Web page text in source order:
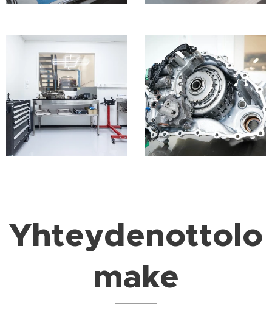
Yhteydenottolo
make